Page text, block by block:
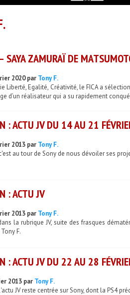
SAYA ZAMURAÏ DE
2020 par Tony F.
Liberté, Egalité, Créativité, le FICA a
d’un réalisateur qui a su rapidement
: ACTU JV DU 14 AU 21
2013 par Tony F.
au tour de Sony de nous dévoiler ses
: ACTU JV
2013 par Tony F.
la rubrique JV, suite des frasques
F.
: ACTU JV DU 22 AU 28
2013 par Tony F.
JV reste centrée sur Sony, dont la PS4